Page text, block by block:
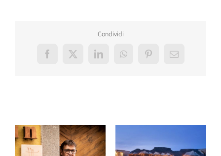
Condividi
Facebook
X LinkedInWhatsAppPinterestEmail